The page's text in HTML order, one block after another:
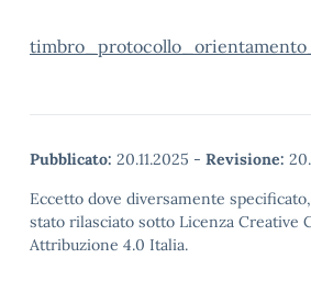
Pubblicato: 20.11.2025 - Revisione:
Eccetto dove diversamente
stato rilasciato sotto Licenza Creative
Attribuzione 4.0 Italia.